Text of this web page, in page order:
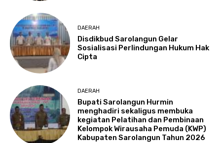
DAERAH
Disdikbud Sarolangun Gelar
Sosialisasi Perlindungan Hukum Hak
Cipta
DAERAH
Bupati Sarolangun Hurmin
menghadiri sekaligus membuka
kegiatan Pelatihan dan Pembinaan
Kelompok Wirausaha Pemuda (KWP)
Kabupaten Sarolangun Tahun 2026